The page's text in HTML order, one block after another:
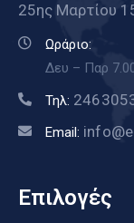
25ης Μαρτίου
Ωράριο:
Δευ – Παρ
Τηλ:
Email:
Επιλογές